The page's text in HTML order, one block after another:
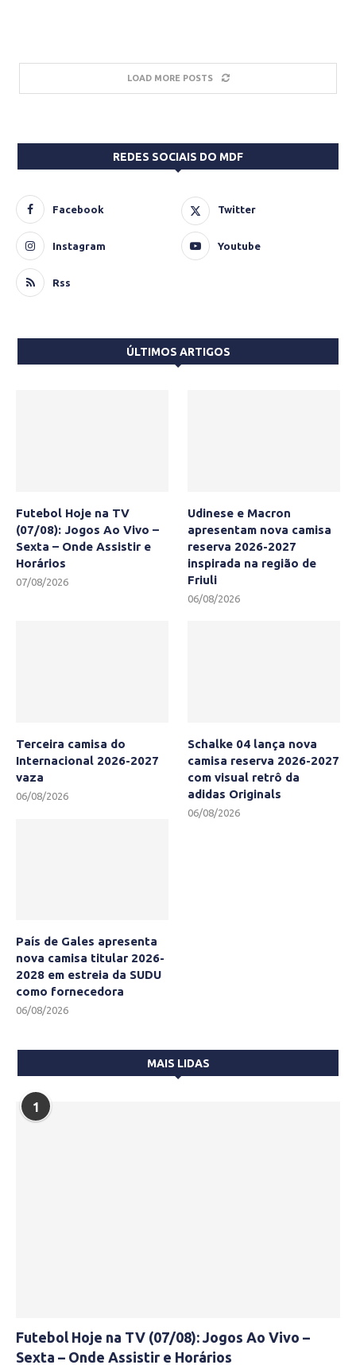
LOAD MORE POSTS
REDES SOCIAIS DO MDF
Facebook Twitter
Instagram Youtube
Rss
ÚLTIMOS ARTIGOS
Futebol Hoje na TV
(07/08): Jogos Ao Vivo –
Sexta – Onde Assistir e
Horários
07/08/2026
Udinese e Macron
apresentam nova camisa
reserva 2026-2027
inspirada na região de
Friuli
06/08/2026
Terceira camisa do
Internacional 2026-2027
vaza
06/08/2026
Schalke 04 lança nova
camisa reserva 2026-2027
com visual retrô da
adidas Originals
06/08/2026
País de Gales apresenta
nova camisa titular 2026-
2028 em estreia da SUDU
como fornecedora
06/08/2026
MAIS LIDAS
1
Futebol Hoje na TV (07/08): Jogos Ao Vivo –
Sexta – Onde Assistir e Horários